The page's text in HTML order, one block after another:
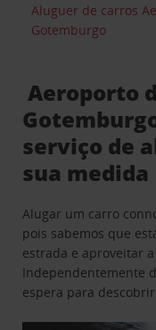
Aluguer de carros
Gotemburgo
Aeroporto
serviço de
sua medida
Alugar um carro
pois sabemos que
estrada e aproveitar
Independentemente
espera para